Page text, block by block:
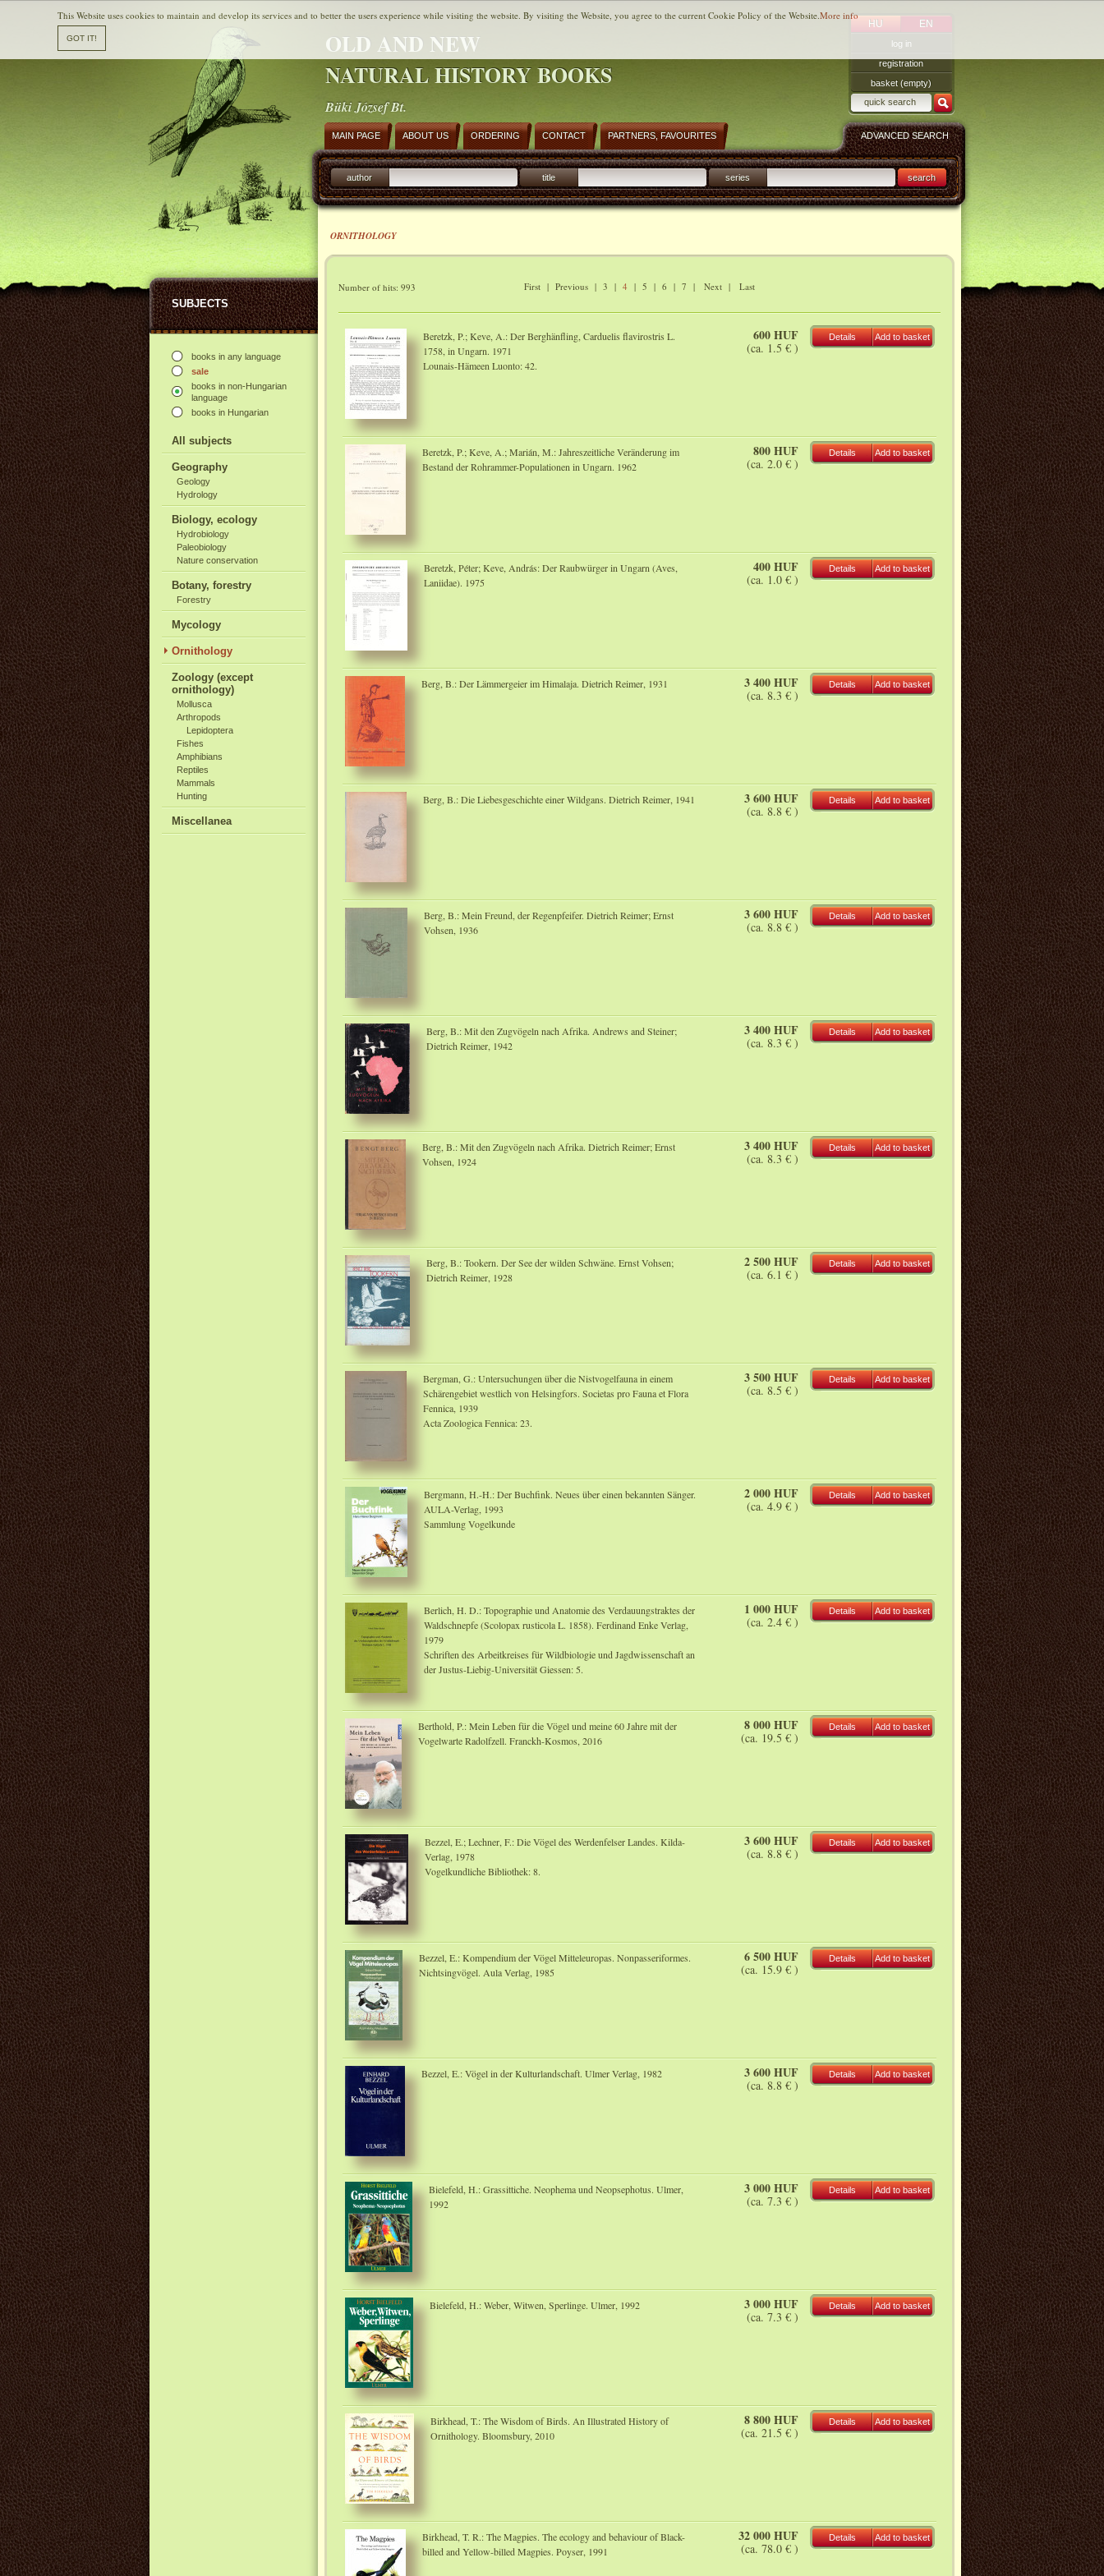
OLD AND NEW
NATURAL HISTORY BOOKS
Büki József Bt.
HU EN
log in
registration
basket (empty)
SUBJECTS
books in any language
sale
books in non-Hungarian
language
books in Hungarian
All subjects
Geography
Geology
Hydrology
Biology, ecology
Hydrobiology
Paleobiology
Nature conservation
Botany, forestry
Forestry
Mycology
Ornithology
Zoology (except
ornithology)
Mollusca
Arthropods
Lepidoptera
Fishes
Amphibians
Reptiles
Mammals
Hunting
Miscellanea
MAIN PAGE ABOUT US ORDERING CONTACT PARTNERS, FAVOURITES ADVANCED SEARCH
author title series search
ORNITHOLOGY
First| Previous| 3 | 4 | 5 | 6 | 7 | Next| Last
Number of hits: 993
Beretzk, P.; Keve, A.: Der Berghänfling, Carduelis flavirostris L.
1758, in Ungarn. 1971
Lounais-Hämeen Luonto: 42.
600 HUF
(ca. 1.5 € )
Details Add to basket
Beretzk, P.; Keve, A.; Marián, M.: Jahreszeitliche Veränderung im
Bestand der Rohrammer-Populationen in Ungarn. 1962
800 HUF
(ca. 2.0 € )
Details Add to basket
Beretzk, Péter; Keve, András: Der Raubwürger in Ungarn (Aves,
Laniidae). 1975
400 HUF
(ca. 1.0 € )
Details Add to basket
Berg, B.: Der Lämmergeier im Himalaja. Dietrich Reimer, 1931 3 400 HUF
(ca. 8.3 € )
Details Add to basket
Berg, B.: Die Liebesgeschichte einer Wildgans. Dietrich Reimer, 1941 3 600 HUF
(ca. 8.8 € )
Details Add to basket
Berg, B.: Mein Freund, der Regenpfeifer. Dietrich Reimer; Ernst
Vohsen, 1936
3 600 HUF
(ca. 8.8 € )
Details Add to basket
Berg, B.: Mit den Zugvögeln nach Afrika. Andrews and Steiner;
Dietrich Reimer, 1942
3 400 HUF
(ca. 8.3 € )
Details Add to basket
Berg, B.: Mit den Zugvögeln nach Afrika. Dietrich Reimer; Ernst
Vohsen, 1924
3 400 HUF
(ca. 8.3 € )
Details Add to basket
Berg, B.: Tookern. Der See der wilden Schwäne. Ernst Vohsen;
Dietrich Reimer, 1928
2 500 HUF
(ca. 6.1 € )
Details Add to basket
Bergman, G.: Untersuchungen über die Nistvogelfauna in einem
Schärengebiet westlich von Helsingfors. Societas pro Fauna et Flora
Fennica, 1939
Acta Zoologica Fennica: 23.
3 500 HUF
(ca. 8.5 € )
Details Add to basket
Bergmann, H.-H.: Der Buchfink. Neues über einen bekannten Sänger.
AULA-Verlag, 1993
Sammlung Vogelkunde
2 000 HUF
(ca. 4.9 € )
Details Add to basket
Berlich, H. D.: Topographie und Anatomie des Verdauungstraktes der
Waldschnepfe (Scolopax rusticola L. 1858). Ferdinand Enke Verlag,
1979
Schriften des Arbeitkreises für Wildbiologie und Jagdwissenschaft an
der Justus-Liebig-Universität Giessen: 5.
1 000 HUF
(ca. 2.4 € )
Details Add to basket
Berthold, P.: Mein Leben für die Vögel und meine 60 Jahre mit der
Vogelwarte Radolfzell. Franckh-Kosmos, 2016
8 000 HUF
(ca. 19.5 € )
Details Add to basket
Bezzel, E.; Lechner, F.: Die Vögel des Werdenfelser Landes. Kilda-
Verlag, 1978
Vogelkundliche Bibliothek: 8.
3 600 HUF
(ca. 8.8 € )
Details Add to basket
Bezzel, E.: Kompendium der Vögel Mitteleuropas. Nonpasseriformes.
Nichtsingvögel. Aula Verlag, 1985
6 500 HUF
(ca. 15.9 € )
Details Add to basket
Bezzel, E.: Vögel in der Kulturlandschaft. Ulmer Verlag, 1982 3 600 HUF
(ca. 8.8 € )
Details Add to basket
Bielefeld, H.: Grassittiche. Neophema und Neopsephotus. Ulmer,
1992
3 000 HUF
(ca. 7.3 € )
Details Add to basket
Bielefeld, H.: Weber, Witwen, Sperlinge. Ulmer, 1992 3 000 HUF
(ca. 7.3 € )
Details Add to basket
Birkhead, T.: The Wisdom of Birds. An Illustrated History of
Ornithology. Bloomsbury, 2010
8 800 HUF
(ca. 21.5 € )
Details Add to basket
Birkhead, T. R.: The Magpies. The ecology and behaviour of Black-
billed and Yellow-billed Magpies. Poyser, 1991
32 000 HUF
(ca. 78.0 € )
Details Add to basket
This Website uses cookies to maintain and develop its services and to better the users experience while visiting the website. By visiting the Website, you agree to the current Cookie Policy of the Website.More info